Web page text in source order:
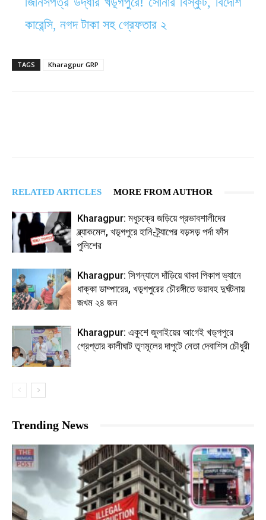
কারেন্সি, নগদ টাকা সহ গ্রেফতার ২
TAGS Kharagpur GRP
RELATED ARTICLES MORE FROM AUTHOR
Kharagpur: মধুচক্রে জড়িয়ে প্রভাবশালীদের
ব্ল্যাকমেল, খড়্গপুরে হানি-ট্র্যাপের বড়সড় পর্দা ফাঁস
পুলিশের
Kharagpur: সিগন্যালে দাঁড়িয়ে থাকা পিকাপ ভ্যানে
ধাক্কা ডাম্পারের, খড়্গপুরের চৌরঙ্গীতে ভয়াবহ দুর্ঘটনায়
জখম ২৪ জন
Kharagpur: একুশে জুলাইয়ের আগেই খড়্গপুরে
গ্রেপ্তার কালীঘাট তৃণমূলের দাপুটে নেতা দেবাশিস চৌধুরী
Trending News